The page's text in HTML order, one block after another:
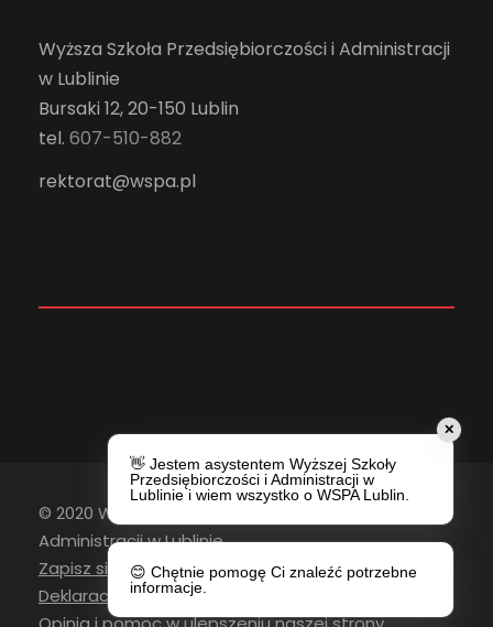
Wyższa Szkoła Przedsiębiorczości i Administracji
w Lublinie
Bursaki 12, 20-150 Lublin
tel. 607-510-882
rektorat@wspa.pl
© 2020 Wyższa Szkoła Przedsiębiorczości i
Administracji w Lublinie
Zapisz się do newslettera
Deklaracja Dostępności
✕
👋 Jestem asystentem Wyższej Szkoły
Przedsiębiorczości i Administracji w
Lublinie i wiem wszystko o WSPA Lublin.
😊 Chętnie pomogę Ci znaleźć potrzebne
informacje.